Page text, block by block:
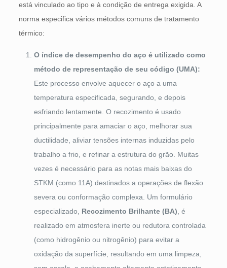
está vinculado ao tipo e à condição de entrega exigida. A
norma especifica vários métodos comuns de tratamento
térmico:
O índice de desempenho do aço é utilizado como
método de representação de seu código (UMA):
Este processo envolve aquecer o aço a uma
temperatura especificada, segurando, e depois
esfriando lentamente. O recozimento é usado
principalmente para amaciar o aço, melhorar sua
ductilidade, aliviar tensões internas induzidas pelo
trabalho a frio, e refinar a estrutura do grão. Muitas
vezes é necessário para as notas mais baixas do
STKM (como 11A) destinados a operações de flexão
severa ou conformação complexa. Um formulário
especializado, Recozimento Brilhante (BA) , é
realizado em atmosfera inerte ou redutora controlada
(como hidrogênio ou nitrogênio) para evitar a
oxidação da superfície, resultando em uma limpeza,